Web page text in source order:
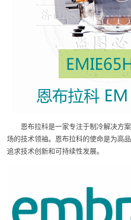
恩布拉科是一家专注于制冷解决方
场的技术领袖。恩布拉科的使命是为高
追求技术创新和可持续性发展。